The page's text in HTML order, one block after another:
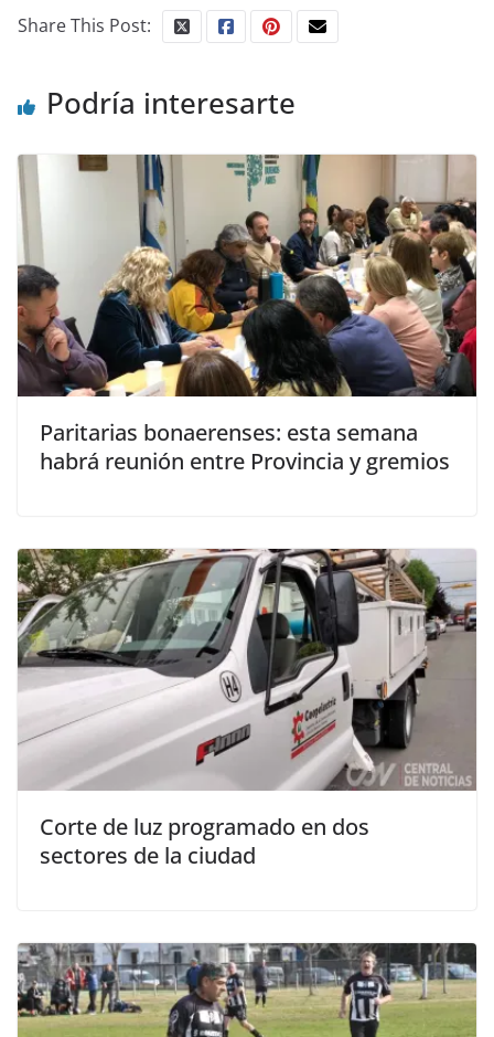
Share This Post:
Podría interesarte
Paritarias bonaerenses: esta semana
habrá reunión entre Provincia y gremios
Corte de luz programado en dos
sectores de la ciudad